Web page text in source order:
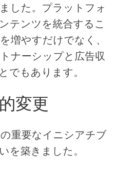
した。プラットフォ
テンツを統合するこ
増やすだけでなく、
ナーシップと広告収
でもあります。
変更
重要なイニシアチブ
を築きました。